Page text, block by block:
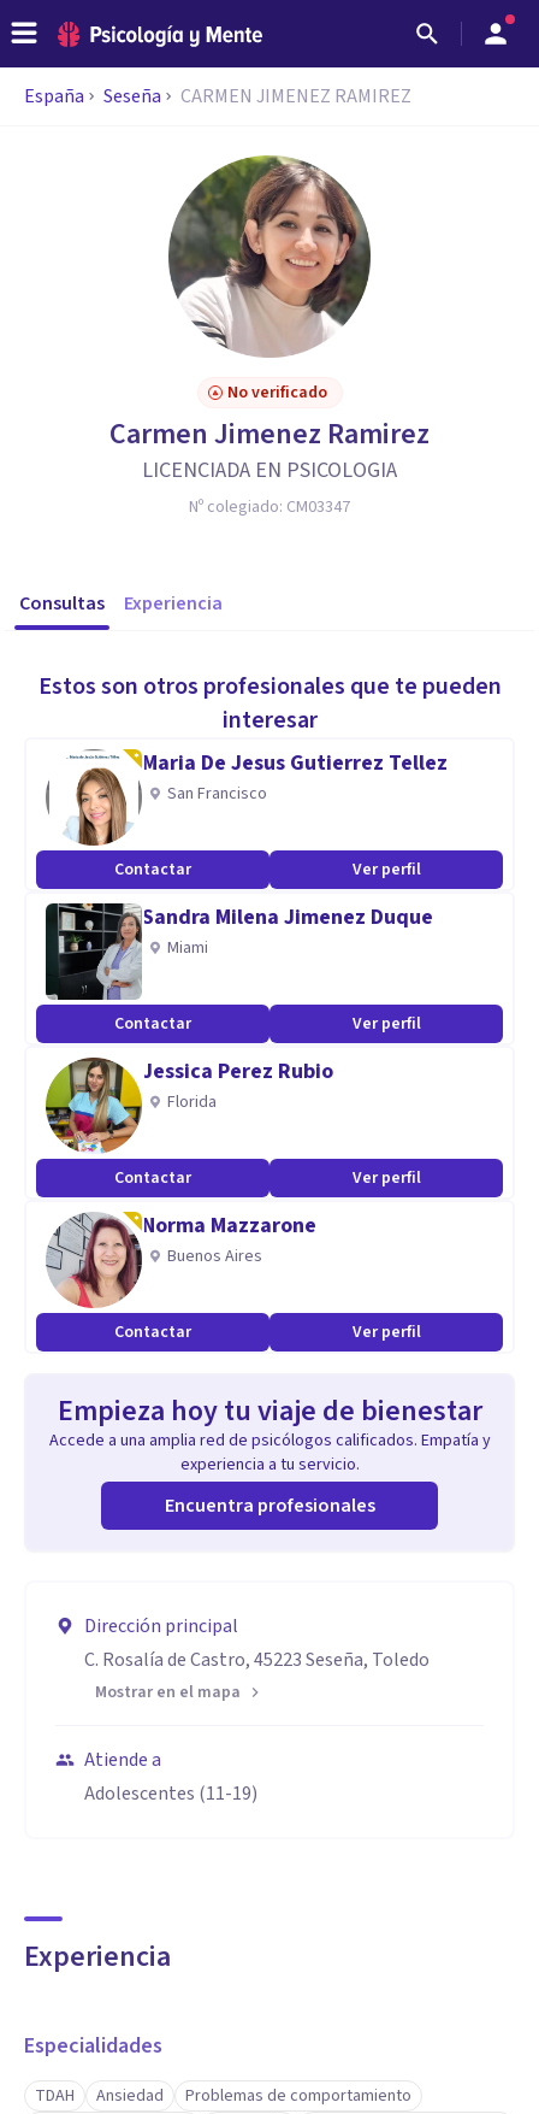
España Seseña CARMEN JIMENEZ RAMIREZ
No verificado
Carmen Jimenez Ramirez
LICENCIADA EN PSICOLOGIA
Nº colegiado: CM03347
Consultas Experiencia
Estos son otros profesionales que te pueden
interesar
Maria De Jesus Gutierrez Tellez
San Francisco
Contactar Ver perfil
Sandra Milena Jimenez Duque
Miami
Contactar Ver perfil
Jessica Perez Rubio
Florida
Contactar Ver perfil
Norma Mazzarone
Buenos Aires
Contactar Ver perfil
Empieza hoy tu viaje de bienestar
Accede a una amplia red de psicólogos calificados. Empatía y
experiencia a tu servicio.
Encuentra profesionales
Dirección principal
C. Rosalía de Castro, 45223 Seseña, Toledo
Mostrar en el mapa
Atiende a
Adolescentes (11-19)
Experiencia
Especialidades
TDAH Ansiedad
Problemas de comportamiento